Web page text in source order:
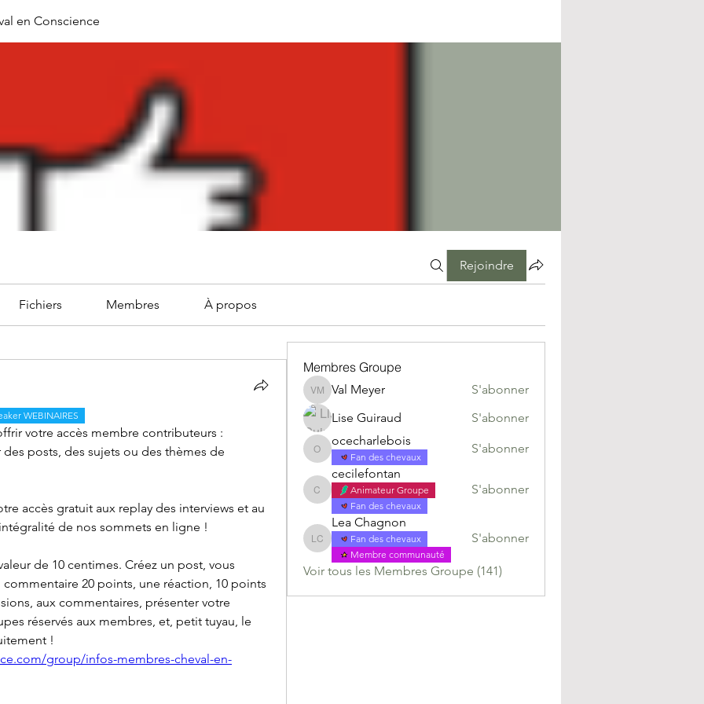
en Conscience
Rejoindre
Fichiers Membres À propos
WEBINAIRES
votre accès membre contributeurs :
accès gratuit aux replay des interviews et au
de nos sommets en ligne !
de 10 centimes. Créez un post, vous
20 points, une réaction, 10 points
aux commentaires, présenter votre
réservés aux membres, et, petit tuyau, le
!
group/infos-membres-cheval-en-
Membres Groupe
Val Meyer
Val Meyer
S'abonner
Lise Guiraud
S'abonner
ocecharlebois
ocecharlebois
Fan des chevaux
S'abonner
cecilefontan
cecilefontan
Animateur Groupe
Fan des chevaux
S'abonner
Lea Chagnon
Lea Chagnon
Fan des chevaux
Membre communauté
S'abonner
Voir tous les Membres Groupe (141)